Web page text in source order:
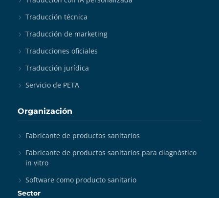
Traducción técnica
Traducción de marketing
Traducciones oficiales
Traducción jurídica
Servicio de PETA
Organización
Fabricante de productos sanitarios
Fabricante de productos sanitarios para diagnóstico
in vitro
Software como producto sanitario
Sector